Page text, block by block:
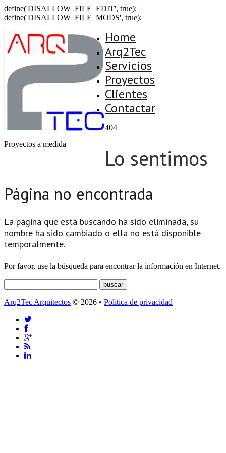
define('DISALLOW_FILE_EDIT', true);
define('DISALLOW_FILE_MODS', true);
Proyectos a medida
Home
Arq2Tec
Servicios
Proyectos
Clientes
Contactar
404
Lo sentimos
Página no encontrada
La página que está buscando ha sido eliminada, su
nombre ha sido cambiado o ella no está disponible
temporalmente.
Por favor, use la búsqueda para encontrar la información en Internet.
Arq2Tec Arquitectos © 2026 • Política de privacidad